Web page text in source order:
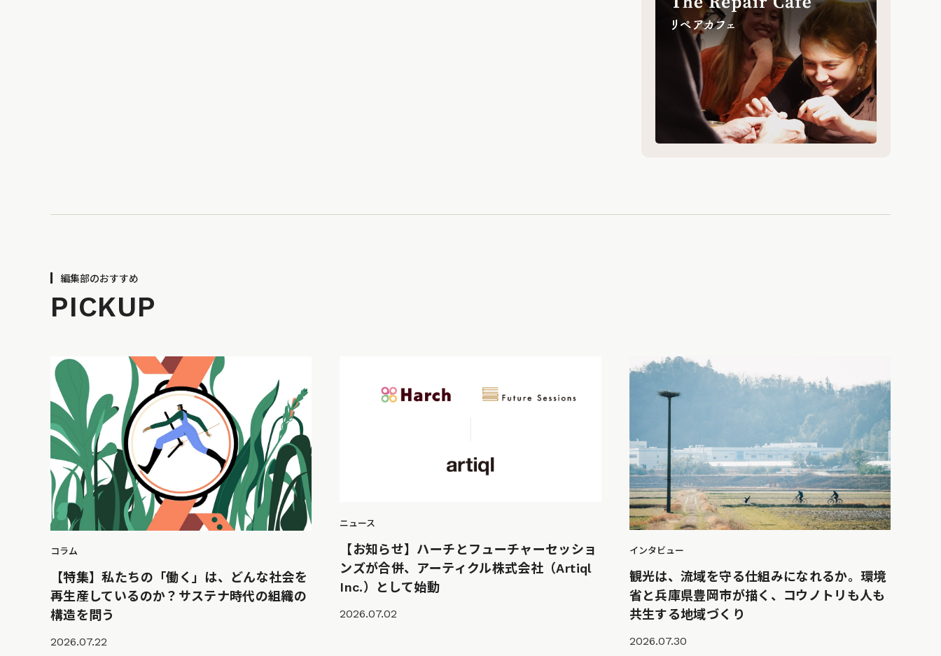
編集部のおすすめ
PICKUP
コラム
【特集】私たちの「働く」は、どんな社会を
再生産しているのか？サステナ時代の組織の
構造を問う
2026.07.22
ニュース
【お知らせ】ハーチとフューチャーセッショ
ンズが合併、アーティクル株式会社（Artiql
Inc.）として始動
2026.07.02
インタビュー
観光は、流域を守る仕組みになれるか。環境
省と兵庫県豊岡市が描く、コウノトリも人も
共生する地域づくり
2026.07.30